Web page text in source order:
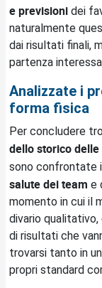
e previsioni dei
naturalmente
dai risultati finali,
partenza
Analizzate i
forma fisica
Per concludere
dello storico
sono confrontate
salute dei team e
momento in cui il
divario
di risultati che
trovarsi tanto in
propri standard